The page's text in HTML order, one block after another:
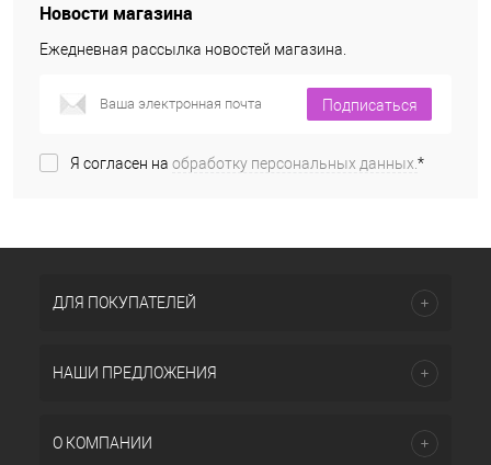
Новости магазина
Ежедневная рассылка новостей магазина.
Подписаться
Я согласен на обработку персональных данных.*
ДЛЯ ПОКУПАТЕЛЕЙ
НАШИ ПРЕДЛОЖЕНИЯ
О КОМПАНИИ